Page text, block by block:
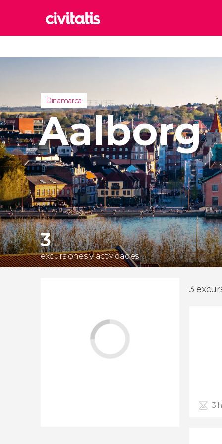
Italia
Reino
Turquía
Dinamarca
Aalborg
3
excursiones y actividades
3
3